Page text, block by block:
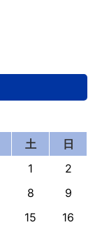
土
日
1
2
8
9
15
16